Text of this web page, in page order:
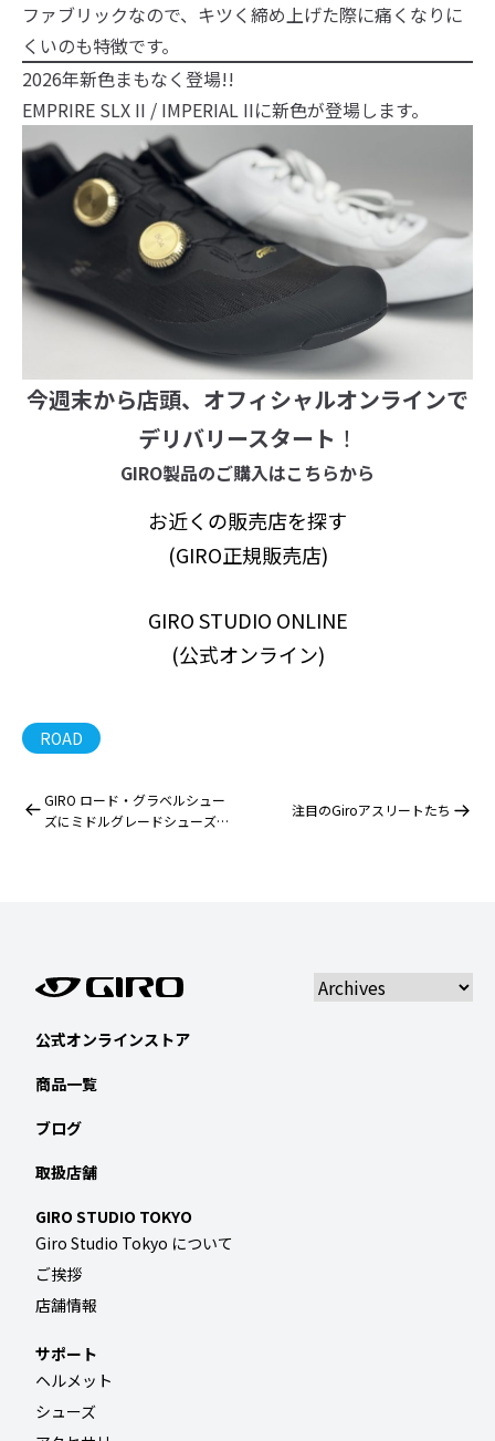
ファブリックなので、キツく締め上げた際に痛くなりに
くいのも特徴です。
2026年新色まもなく登場!!
EMPRIRE SLX II / IMPERIAL IIに新色が登場します。
今週末から店頭、オフィシャルオンラインで
デリバリースタート ！
GIRO製品のご購入はこちらから
お近くの販売店を探す
(GIRO正規販売店)
GIRO STUDIO ONLINE
(公式オンライン)
ROAD
GIRO ロード・グラベルシュー
ズにミドルグレードシューズが
注目のGiroアスリートたち
公式オンラインストア
商品一覧
ブログ
取扱店舗
GIRO STUDIO TOKYO
Giro Studio Tokyo について
ご挨拶
店舗情報
サポート
ヘルメット
シューズ